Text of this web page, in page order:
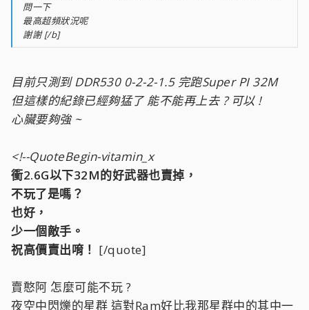
問一下
最高超頻狀況呢
謝謝 [/b]
目前只測到 DDR530 0-2-2-1.5 完跑Super PI 32M
但這樣的紀錄已經夠猛了 能不能再上去 ? 可以 !
心臟要夠強 ~
<!--QuoteBegin-vitamin_x
衝2.6G以下32M的好武器也賣掉，
不玩了是嗎？
也好，
少一個敵手。
祝高價賣出唷！ [/quote]
賣憨阿 怎麼可能不玩 ?
夜空中閃爍的星群 這對Ram好比我那星群中的其中一